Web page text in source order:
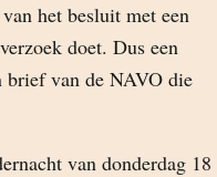
het besluit met een
doet. Dus een
brief van de NAVO die
van donderdag 18